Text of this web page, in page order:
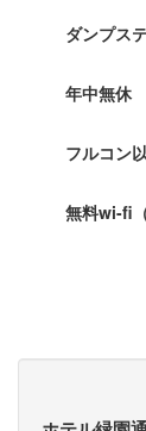
ダンプス
年中無休
フルコン
無料wi-fi